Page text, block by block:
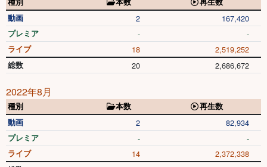
動画
2 167,420
プレミア - -
ライブ 18 2,519,252
総数 20 2,686,672
2022年8月
種別 本数
再生数
動画
2 82,934
プレミア - -
ライブ 14 2,372,338